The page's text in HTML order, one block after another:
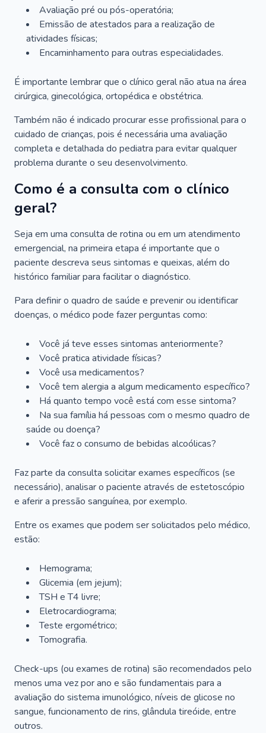
Avaliação pré ou pós-operatória;
Emissão de atestados para a realização de
atividades físicas;
Encaminhamento para outras especialidades.
É importante lembrar que o clínico geral não atua na área
cirúrgica, ginecológica, ortopédica e obstétrica.
Também não é indicado procurar esse profissional para o
cuidado de crianças, pois é necessária uma avaliação
completa e detalhada do pediatra para evitar qualquer
problema durante o seu desenvolvimento.
Como é a consulta com o clínico
geral?
Seja em uma consulta de rotina ou em um atendimento
emergencial, na primeira etapa é importante que o
paciente descreva seus sintomas e queixas, além do
histórico familiar para facilitar o diagnóstico.
Para definir o quadro de saúde e prevenir ou identificar
doenças, o médico pode fazer perguntas como:
Você já teve esses sintomas anteriormente?
Você pratica atividade físicas?
Você usa medicamentos?
Você tem alergia a algum medicamento específico?
Há quanto tempo você está com esse sintoma?
Na sua família há pessoas com o mesmo quadro de
saúde ou doença?
Você faz o consumo de bebidas alcoólicas?
Faz parte da consulta solicitar exames específicos (se
necessário), analisar o paciente através de estetoscópio
e aferir a pressão sanguínea, por exemplo.
Entre os exames que podem ser solicitados pelo médico,
estão:
Hemograma;
Glicemia (em jejum);
TSH e T4 livre;
Eletrocardiograma;
Teste ergométrico;
Tomografia.
Check-ups (ou exames de rotina) são recomendados pelo
menos uma vez por ano e são fundamentais para a
avaliação do sistema imunológico, níveis de glicose no
sangue, funcionamento de rins, glândula tireóide, entre
outros.